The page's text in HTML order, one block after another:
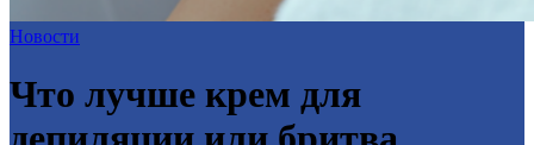
Новости
Что лучше крем для